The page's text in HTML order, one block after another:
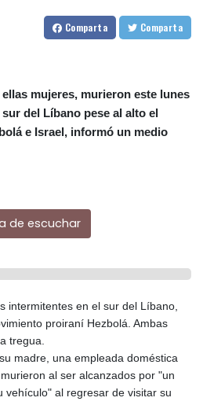
Comparta Comparta
mujeres, murieron este lunes
del Líbano pese al alto el
e Israel, informó un medio
de escuchar
intermitentes en el sur del Líbano,
proiraní Hezbolá. Ambas
tregua.
madre, una empleada doméstica
al ser alcanzados por "un
vehículo" al regresar de visitar su